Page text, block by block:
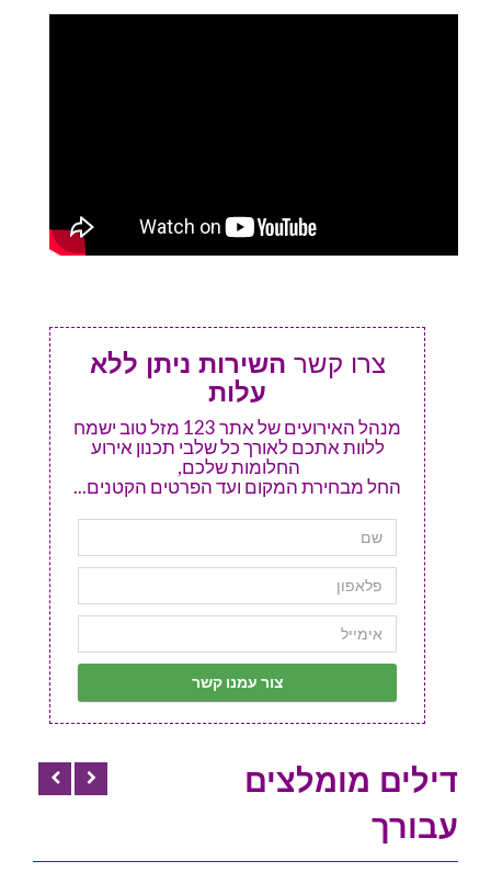
צרו קשר השירות ניתן ללא
עלות
מנהל האירועים של אתר 123 מזל טוב ישמח
ללוות אתכם לאורך כל שלבי תכנון אירוע
החלומות שלכם,
החל מבחירת המקום ועד הפרטים הקטנים...
דילים מומלצים
עבורך